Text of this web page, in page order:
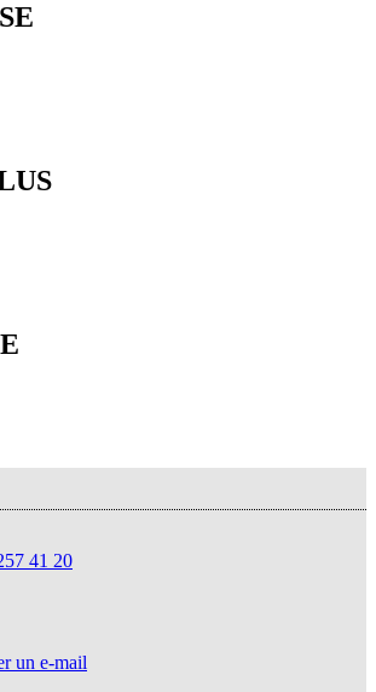
41 20
un e-mail